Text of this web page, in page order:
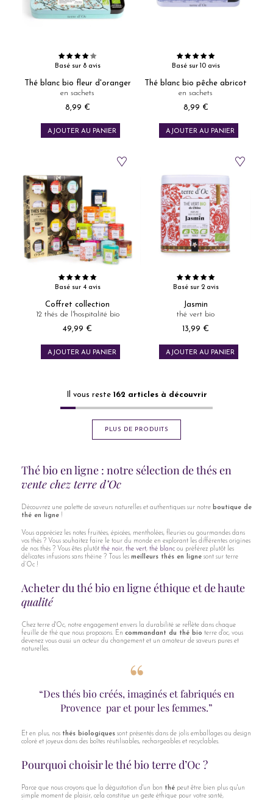
Basé sur 8 avis
Thé blanc bio fleur d'oranger
en sachets
Prix
8,99 €
AJOUTER AU PANIER
Basé sur 10 avis
Thé blanc bio pêche abricot
en sachets
Prix
8,99 €
AJOUTER AU PANIER
Basé sur 4 avis
Coffret collection
12 thés de l'hospitalité bio
Prix
49,99 €
AJOUTER AU PANIER
Basé sur 2 avis
Jasmin
thé vert bio
Prix
13,99 €
AJOUTER AU PANIER
PLUS DE PRODUITS
Il vous reste 162 articles à découvrir
Thé bio en ligne : notre sélection de thés en
vente chez terre d’Oc
Découvrez une palette de saveurs naturelles et authentiques sur notre boutique de
thé en ligne !
Vous appréciez les notes fruitées, épicées, mentholées, fleuries ou gourmandes dans
vos thés ? Vous souhaitez faire le tour du monde en explorant les différentes origines
de nos thés ? Vous êtes plutôt thé noir, the vert, thé blanc ou préférez plutôt les
délicates infusions sans théine ? Tous les meilleurs thés en ligne sont sur terre
d’Oc !
Acheter du thé bio en ligne éthique et de haute
qualité
Chez terre d'Oc, notre engagement envers la durabilité se reflète dans chaque
feuille de thé que nous proposons. En commandant du thé bio terre d'oc, vous
devenez vous aussi un acteur du changement et un amateur de saveurs pures et
naturelles.
“Des thés bio créés, imaginés et fabriqués en
Provence par et pour les femmes.”
Et en plus, nos thés biologiques sont présentés dans de jolis emballages au design
coloré et joyeux dans des boîtes réutilisables, rechargeables et recyclables.
Pourquoi choisir le thé bio terre d’Oc ?
Parce que nous croyons que la dégustation d'un bon thé peut être bien plus qu'un
simple moment de plaisir, cela constitue un geste éthique pour votre santé,